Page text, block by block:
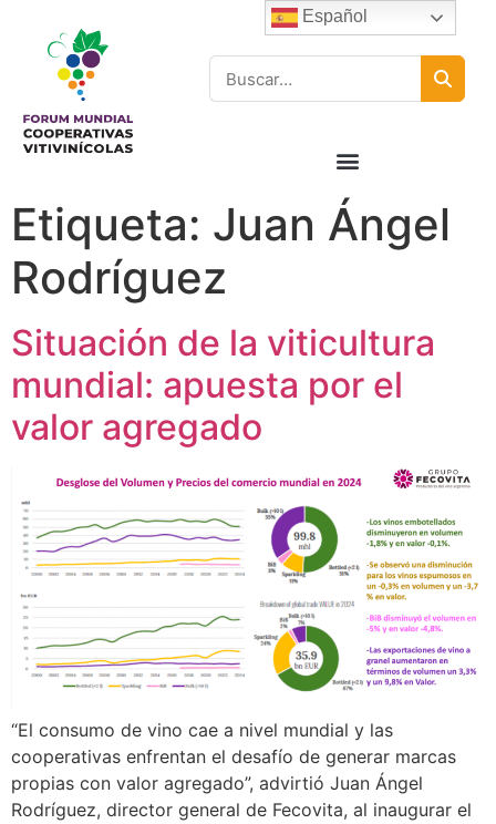
Etiqueta: Juan Ángel
Rodríguez
Situación de la viticultura
mundial: apuesta por el
valor agregado
“El consumo de vino cae a nivel mundial y las
cooperativas enfrentan el desafío de generar marcas
propias con valor agregado”, advirtió Juan Ángel
Rodríguez, director general de Fecovita, al inaugurar el
Español